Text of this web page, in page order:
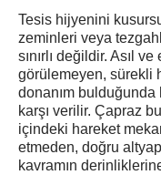
Tesis hijyenini
zeminleri veya
sınırlı değildir. Asıl
görülemeyen, sürekli
donanım bulduğunda
karşı verilir. Çapraz
içindeki hareket
etmeden, doğru
kavramın